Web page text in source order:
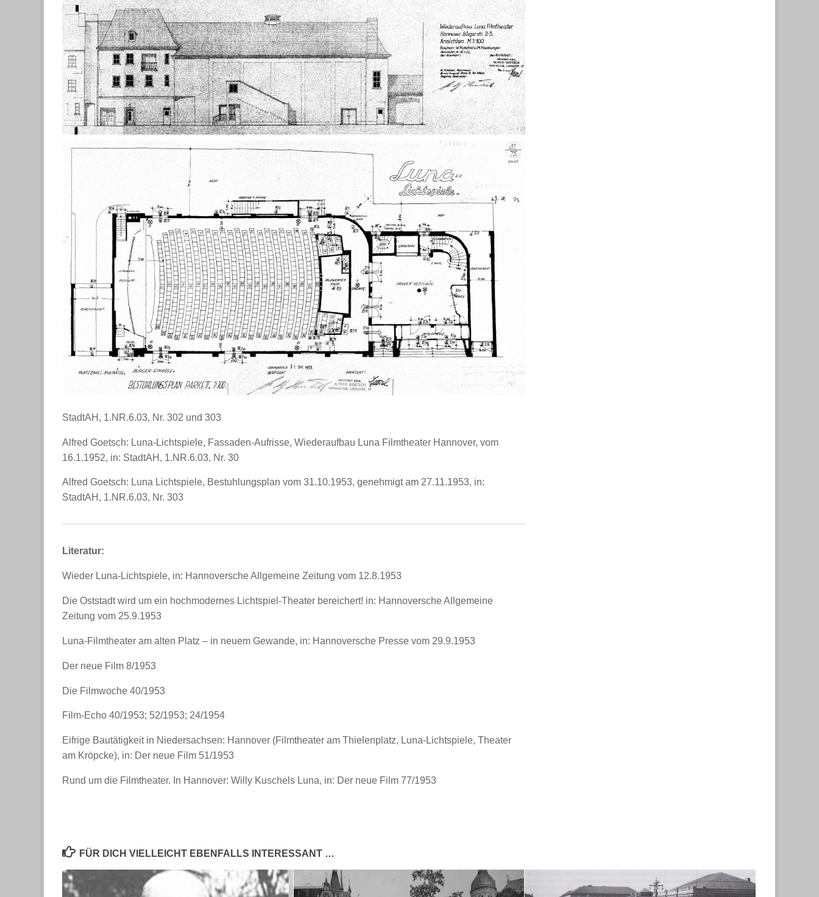
StadtAH, 1.NR.6.03, Nr. 302 und 303
Alfred Goetsch: Luna-Lichtspiele, Fassaden-Aufrisse, Wiederaufbau Luna Filmtheater Hannover, vom
16.1.1952, in: StadtAH, 1.NR.6.03, Nr. 30
Alfred Goetsch: Luna Lichtspiele, Bestuhlungsplan vom 31.10.1953, genehmigt am 27.11.1953, in:
StadtAH, 1.NR.6.03, Nr. 303
Literatur:
Wieder Luna-Lichtspiele, in: Hannoversche Allgemeine Zeitung vom 12.8.1953
Die Oststadt wird um ein hochmodernes Lichtspiel-Theater bereichert! in: Hannoversche Allgemeine
Zeitung vom 25.9.1953
Luna-Filmtheater am alten Platz – in neuem Gewande, in: Hannoversche Presse vom 29.9.1953
Der neue Film 8/1953
Die Filmwoche 40/1953
Film-Echo 40/1953; 52/1953; 24/1954
Eifrige Bautätigkeit in Niedersachsen: Hannover (Filmtheater am Thielenplatz, Luna-Lichtspiele, Theater
am Kröpcke), in: Der neue Film 51/1953
Rund um die Filmtheater. In Hannover: Willy Kuschels Luna, in: Der neue Film 77/1953
FÜR DICH VIELLEICHT EBENFALLS INTERESSANT …